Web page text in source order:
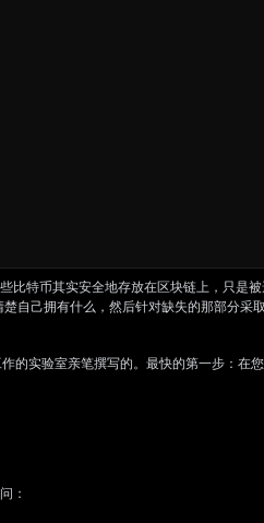
比特币其实安全地存放在区块链上，只是
自己拥有什么，然后针对缺失的那部分采
的实验室亲笔撰写的。最快的第一步：在
：